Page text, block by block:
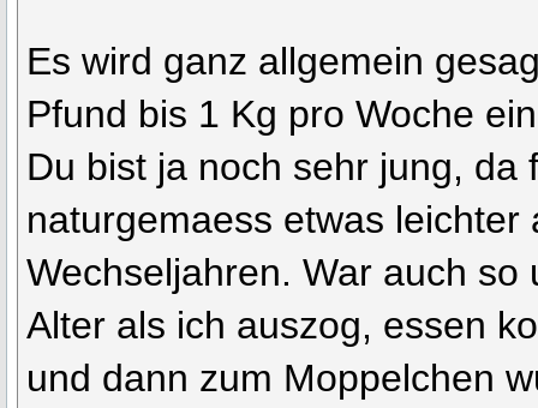
Es wird ganz allgemein
Pfund bis 1 Kg pro Woche
Du bist ja noch sehr jung, da
naturgemaess etwas leichter
Wechseljahren. War auch so
Alter als ich auszog, essen
und dann zum Moppelchen